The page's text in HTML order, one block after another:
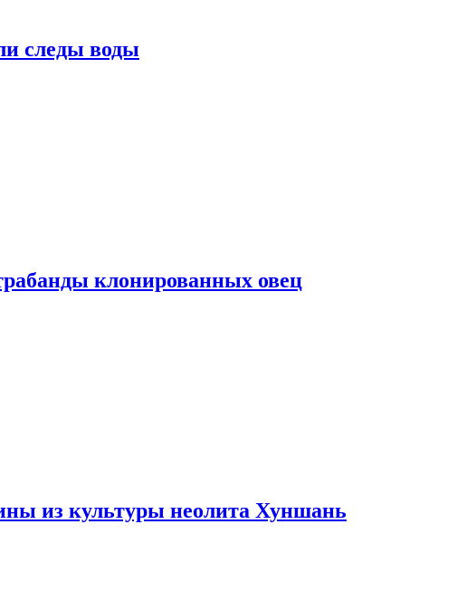
следы воды
клонированных овец
из культуры неолита Хуншань